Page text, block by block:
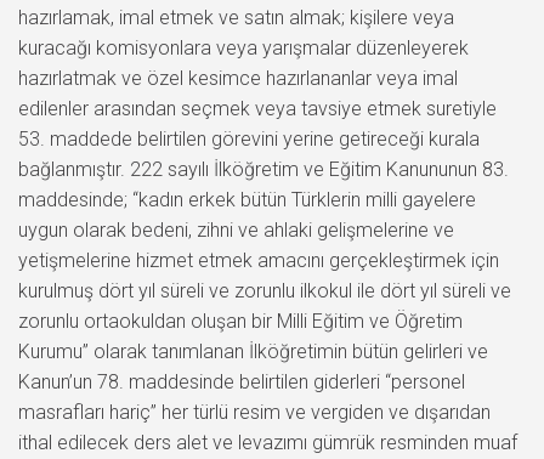
hazırlamak, imal etmek ve satın almak; kişilere veya
kuracağı komisyonlara veya yarışmalar düzenleyerek
hazırlatmak ve özel kesimce hazırlananlar veya imal
edilenler arasından seçmek veya tavsiye etmek suretiyle
53. maddede belirtilen görevini yerine getireceği kurala
bağlanmıştır. 222 sayılı İlköğretim ve Eğitim Kanununun 83.
maddesinde; “kadın erkek bütün Türklerin milli gayelere
uygun olarak bedeni, zihni ve ahlaki gelişmelerine ve
yetişmelerine hizmet etmek amacını gerçekleştirmek için
kurulmuş dört yıl süreli ve zorunlu ilkokul ile dört yıl süreli ve
zorunlu ortaokuldan oluşan bir Milli Eğitim ve Öğretim
Kurumu” olarak tanımlanan İlköğretimin bütün gelirleri ve
Kanun’un 78. maddesinde belirtilen giderleri “personel
masrafları hariç” her türlü resim ve vergiden ve dışarıdan
ithal edilecek ders alet ve levazımı gümrük resminden muaf